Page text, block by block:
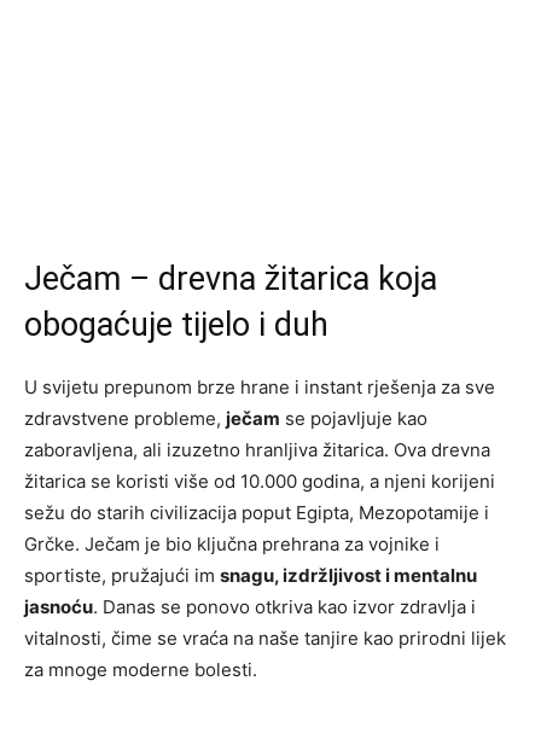
Ječam – drevna žitarica koja
obogaćuje tijelo i duh
U svijetu prepunom brze hrane i instant rješenja za sve
zdravstvene probleme, ječam se pojavljuje kao
zaboravljena, ali izuzetno hranljiva žitarica. Ova drevna
žitarica se koristi više od 10.000 godina, a njeni korijeni
sežu do starih civilizacija poput Egipta, Mezopotamije i
Grčke. Ječam je bio ključna prehrana za vojnike i
sportiste, pružajući im snagu, izdržljivost i mentalnu
jasnoću. Danas se ponovo otkriva kao izvor zdravlja i
vitalnosti, čime se vraća na naše tanjire kao prirodni lijek
za mnoge moderne bolesti.